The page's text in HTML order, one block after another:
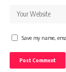
Save my name,